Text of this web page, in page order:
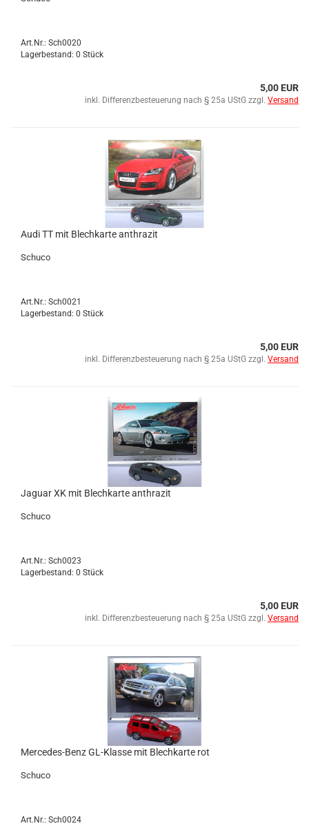
Art.Nr.: Sch0020
Lagerbestand: 0 Stück
5,00 EUR
inkl. Differenzbesteuerung nach § 25a UStG zzgl. Versand
Audi TT mit Blech­kar­te an­thra­zit
Schu­co
Art.Nr.: Sch0021
Lagerbestand: 0 Stück
5,00 EUR
inkl. Differenzbesteuerung nach § 25a UStG zzgl. Versand
Ja­gu­ar XK mit Blech­kar­te an­thra­zit
Schu­co
Art.Nr.: Sch0023
Lagerbestand: 0 Stück
5,00 EUR
inkl. Differenzbesteuerung nach § 25a UStG zzgl. Versand
Mercedes-​​Benz GL-​Klas­se mit Blech­kar­te rot
Schu­co
Art.Nr.: Sch0024